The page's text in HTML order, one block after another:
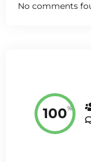
No comments
100%